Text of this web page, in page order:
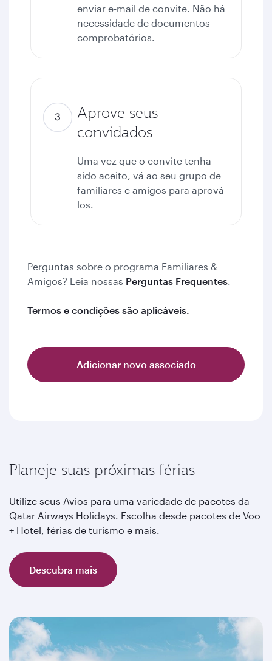
enviar e-mail de convite. Não há
necessidade de documentos
comprobatórios.
Aprove seus
convidados
Uma vez que o convite tenha
sido aceito, vá ao seu grupo de
familiares e amigos para aprová-
los.
Perguntas sobre o programa Familiares &
Amigos? Leia nossas Perguntas Frequentes.
Termos e condições são aplicáveis.
Adicionar novo associado
Planeje suas próximas férias
Utilize seus Avios para uma variedade de pacotes da
Qatar Airways Holidays. Escolha desde pacotes de Voo
+ Hotel, férias de turismo e mais.
Descubra mais